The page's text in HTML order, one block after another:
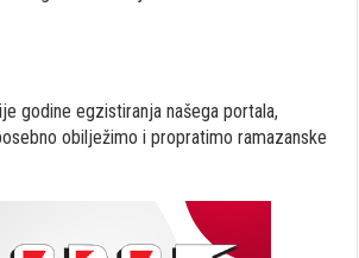
godine egzistiranja našega portala,
obilježimo i propratimo ramazanske